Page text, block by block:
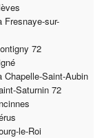
Fresnaye-sur-
72
Chapelle-Saint-Aubin
Saturnin 72
le-Roi